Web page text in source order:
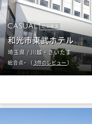
ビジネス
和光市東武ホテル
埼玉県 / 川越・さいたま
総合点- （ 3件のレビュー ）